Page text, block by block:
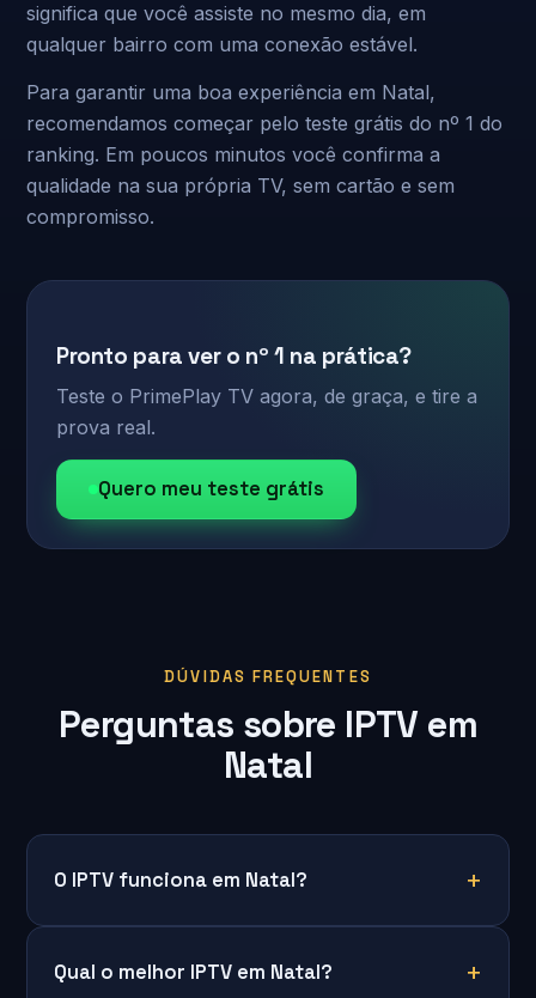
significa que você assiste no mesmo dia, em
qualquer bairro com uma conexão estável.
Para garantir uma boa experiência em Natal,
recomendamos começar pelo teste grátis do nº 1 do
ranking. Em poucos minutos você confirma a
qualidade na sua própria TV, sem cartão e sem
compromisso.
Pronto para ver o nº 1 na prática?
Teste o PrimePlay TV agora, de graça, e tire a
prova real.
Quero meu teste grátis
DÚVIDAS FREQUENTES
Perguntas sobre IPTV em
Natal
O IPTV funciona em Natal?
Qual o melhor IPTV em Natal?